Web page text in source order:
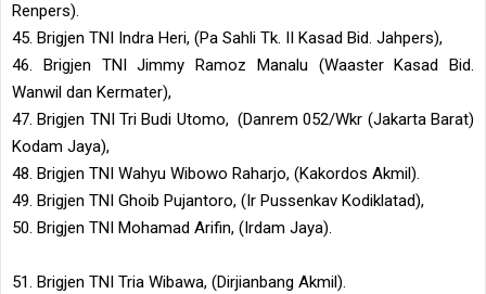
Renpers).
45. Brigjen TNI Indra Heri, (Pa Sahli Tk. II Kasad Bid. Jahpers),
46. Brigjen TNI Jimmy Ramoz Manalu (Waaster Kasad Bid.
Wanwil dan Kermater),
47. Brigjen TNI Tri Budi Utomo, (Danrem 052/Wkr (Jakarta Barat)
Kodam Jaya),
48. Brigjen TNI Wahyu Wibowo Raharjo, (Kakordos Akmil).
49. Brigjen TNI Ghoib Pujantoro, (Ir Pussenkav Kodiklatad),
50. Brigjen TNI Mohamad Arifin, (Irdam Jaya).
51. Brigjen TNI Tria Wibawa, (Dirjianbang Akmil).